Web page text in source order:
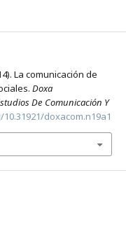
La comunicación de
Doxa
De Comunicación Y
doxacom.n19a1